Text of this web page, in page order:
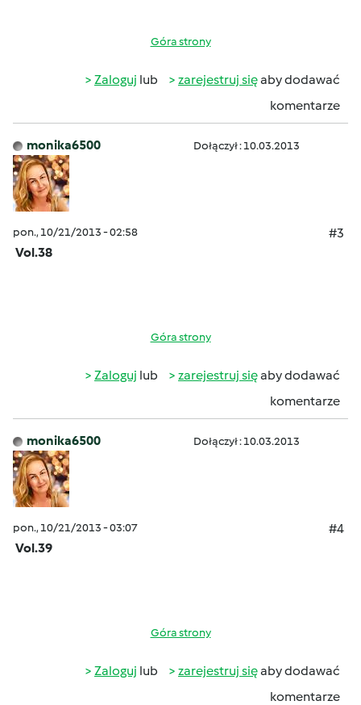
Góra strony
Zaloguj lub zarejestruj sięaby dodawać
komentarze
monika6500 Dołączył : 10.03.2013
pon., 10/21/2013 - 02:58
#3
Vol.38
Góra strony
Zaloguj lub zarejestruj sięaby dodawać
komentarze
monika6500 Dołączył : 10.03.2013
pon., 10/21/2013 - 03:07
#4
Vol.39
Góra strony
Zaloguj lub zarejestruj sięaby dodawać
komentarze